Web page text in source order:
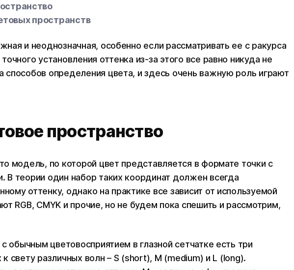
пространств
и неоднозначная, особенно если рассматривать ее с ракурса
установления оттенка из-за этого все равно никуда не
способов определения цвета, и здесь очень важную роль играют
пространство
модель, по которой цвет представляется в формате точки с
В теории один набор таких координат должен всегда
оттенку, однако на практике все зависит от используемой
RGB, CMYK и прочие, но не будем пока спешить и рассмотрим,
обычным цветовосприятием в глазной сетчатке есть три
свету различных волн – S (short), M (medium) и L (long).